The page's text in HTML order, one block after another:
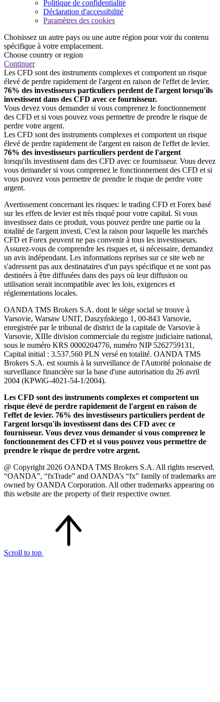
Politique de confidentialité
Déclaration d'accessibilité
Paramètres des cookies
Choisissez un autre pays ou une autre région pour voir du contenu
spécifique à votre emplacement.
Choose country or region
Continuer
Les CFD sont des instruments complexes et comportent un risque
élevé de perdre rapidement de l'argent en raison de l'effet de levier.
76% des investisseurs particuliers perdent de l'argent lorsqu'ils
investissent dans des CFD avec ce fournisseur.
Vous devez vous demander si vous comprenez le fonctionnement
des CFD et si vous pouvez vous permettre de prendre le risque de
perdre votre argent.
Les CFD sont des instruments complexes et comportent un risque
élevé de perdre rapidement de l'argent en raison de l'effet de levier.
76% des investisseurs particuliers perdent de l'argent
lorsqu'ils investissent dans des CFD avec ce fournisseur. Vous devez
vous demander si vous comprenez le fonctionnement des CFD et si
vous pouvez vous permettre de prendre le risque de perdre votre
argent.
Avertissement concernant les risques: le trading CFD et Forex basé
sur les effets de levier est très risqué pour votre capital. Si vous
investissez dans ce produit, vous pouvez perdre une partie ou la
totalité de l'argent investi. C'est la raison pour laquelle les marchés
CFD et Forex peuvent ne pas convenir à tous les investisseurs.
Assurez-vous de comprendre les risques et, si nécessaire, demandez
un avis indépendant. Les informations reprises sur ce site web ne
s'adressent pas aux destinataires d'un pays spécifique et ne sont pas
destinées à être diffusées dans des pays où leur diffusion ou
utilisation serait incompatible avec les lois, exigences et
réglementations locales.
OANDA TMS Brokers S.A. dont le siège social se trouve à
Varsovie, Warsaw UNIT, Daszyńskiego 1, 00-843 Varsovie,
enregistrée par le tribunal de district de la capitale de Varsovie à
Varsovie, XIIIe division commerciale du registre judiciaire national,
sous le numéro KRS 0000204776, numéro NIP 5262759131,
Capital initial : 3.537.560 PLN versé en totalité. OANDA TMS
Brokers S.A. est soumis à la surveillance de l'Autorité polonaise de
surveillance financière sur la base d'une autorisation du 26 avril
2004 (KPWiG-4021-54-1/2004).
Les CFD sont des instruments complexes et comportent un
risque élevé de perdre rapidement de l'argent en raison de
l'effet de levier. 76% des investisseurs particuliers perdent de
l'argent lorsqu'ils investissent dans des CFD avec ce
fournisseur. Vous devez vous demander si vous comprenez le
fonctionnement des CFD et si vous pouvez vous permettre de
prendre le risque de perdre votre argent.
@ Copyright 2026 OANDA TMS Brokers S.A. All rights reserved.
“OANDA”, “fxTrade” and OANDA’s “fx” family of trademarks are
owned by OANDA Corporation. All other trademarks appearing on
this website are the property of their respective owner.
Scroll to top